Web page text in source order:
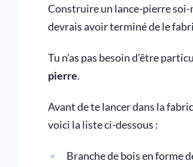
Construire un lance-pierre soi-
devrais avoir terminé de le
Tu n’as pas besoin d’être
pierre.
Avant de te lancer dans la
voici la liste ci-dessous :
Branche de bois en forme